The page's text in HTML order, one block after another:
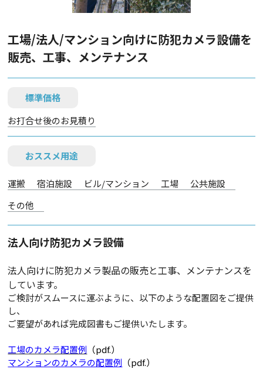
工場/法人/マンション向けに防犯カメラ設備を
販売、工事、メンテナンス
標準価格
お打合せ後のお見積り
おススメ用途
運搬 宿泊施設 ビル/マンション 工場
公共施設
その他
法人向け防犯カメラ設備
法人向けに防犯カメラ製品の販売と工事、メンテナンスを
しています。
ご検討がスムースに運ぶように、以下のような配置図をご提供
し、
ご要望があれば完成図書もご提供いたします。
工場のカメラ配置例 （pdf.）
マンションのカメラの配置例 （pdf.）